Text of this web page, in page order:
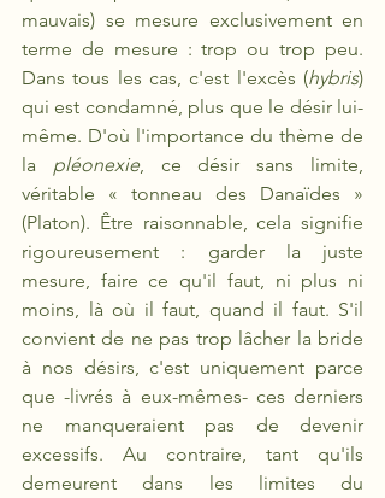
mauvais) se mesure exclusivement en
terme de mesure : trop ou trop peu.
Dans tous les cas, c'est l'excès (hybris)
qui est condamné, plus que le désir lui-
même. D'où l'importance du thème de
la pléonexie, ce désir sans limite,
véritable « tonneau des Danaïdes »
(Platon). Être raisonnable, cela signifie
rigoureusement : garder la juste
mesure, faire ce qu'il faut, ni plus ni
moins, là où il faut, quand il faut. S'il
convient de ne pas trop lâcher la bride
à nos désirs, c'est uniquement parce
que -livrés à eux-mêmes- ces derniers
ne manqueraient pas de devenir
excessifs. Au contraire, tant qu'ils
demeurent dans les limites du